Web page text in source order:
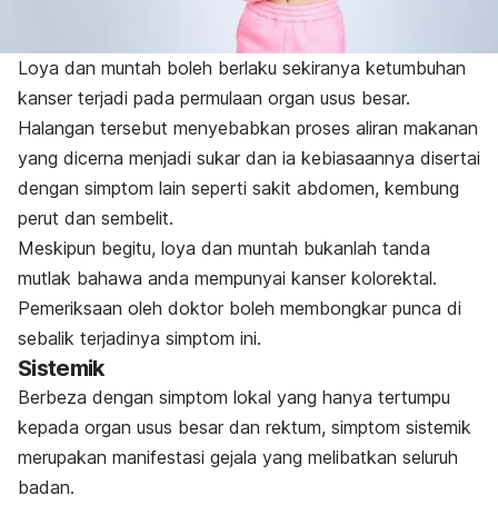
Loya dan muntah boleh berlaku sekiranya ketumbuhan
kanser terjadi pada permulaan organ usus besar.
Halangan tersebut menyebabkan proses aliran makanan
yang dicerna menjadi sukar dan ia kebiasaannya disertai
dengan simptom lain seperti sakit abdomen, kembung
perut dan sembelit.
Meskipun begitu, loya dan muntah bukanlah tanda
mutlak bahawa anda mempunyai kanser kolorektal.
Pemeriksaan oleh doktor boleh membongkar punca di
sebalik terjadinya simptom ini.
Sistemik
Berbeza dengan simptom lokal yang hanya tertumpu
kepada organ usus besar dan rektum, simptom sistemik
merupakan manifestasi gejala yang melibatkan seluruh
badan.